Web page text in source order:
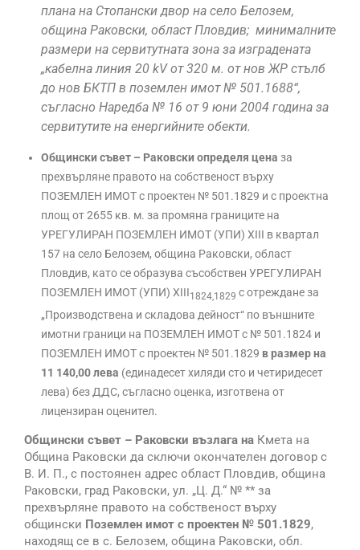
плана на Стопански двор на село Белозем,
община Раковски, област Пловдив; минималните
размери на сервитутната зона за изградената
„кабелна линия 20 kV от 320 м. от нов ЖР стълб
до нов БКТП в поземлен имот № 501.1688“,
съгласно Наредба № 16 от 9 юни 2004 година за
сервитутите на енергийните обекти.
Общински съвет – Раковски определя цена за
прехвърляне правото на собственост върху
ПОЗЕМЛЕН ИМОТ с проектен № 501.1829 и с проектна
площ от 2655 кв. м. за промяна границите на
УРЕГУЛИРАН ПОЗЕМЛЕН ИМОТ (УПИ) XIII в квартал
157 на село Белозем, община Раковски, област
Пловдив, като се образува съсобствен УРЕГУЛИРАН
ПОЗЕМЛЕН ИМОТ (УПИ) XIII1824,1829 с отреждане за
„Производствена и складова дейност“ по външните
имотни граници на ПОЗЕМЛЕН ИМОТ с № 501.1824 и
ПОЗЕМЛЕН ИМОТ с проектен № 501.1829 в размер на
11 140,00 лева (единадесет хиляди сто и четиридесет
лева) без ДДС, съгласно оценка, изготвена от
лицензиран оценител.
Общински съвет – Раковски възлага на Кмета на
Община Раковски да сключи окончателен договор с
В. И. П., с постоянен адрес област Пловдив, община
Раковски, град Раковски, ул. „Ц. Д.“ № ** за
прехвърляне правото на собственост върху
общински Поземлен имот с проектен № 501.1829,
находящ се в с. Белозем, община Раковски, обл.